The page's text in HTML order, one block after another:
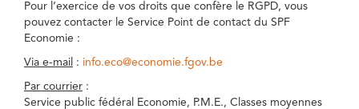
Pour l’exercice de vos droits que confère le RGPD, vous
pouvez contacter le Service Point de contact du SPF
Economie :
Via e-mail : info.eco@economie.fgov.be
Par courrier :
Service public fédéral Economie, P.M.E., Classes moyennes